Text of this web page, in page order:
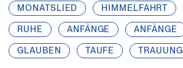
MONATSLIED HIMMELFAHRT
RUHE ANFÄNGE ANFÄNGE
GLAUBEN TAUFE TRAUUNG